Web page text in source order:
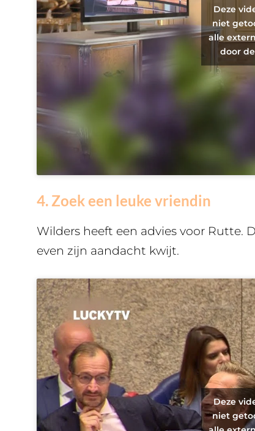
Deze
niet
alle
door
4. Zoek een leuke vriendin
Wilders heeft een advies voor Rutte.
even zijn aandacht kwijt.
Deze
niet